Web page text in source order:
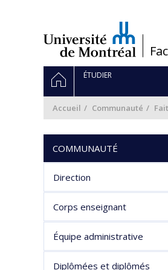
/
Navigation
principale
ACCUEILÉTUDIER
Accueil Communauté
COMMUNAUTÉ
Direction
Corps enseignant
Équipe administrative
Diplômées et diplômés